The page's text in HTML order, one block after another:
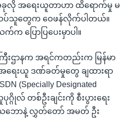
အရေးယူတာဟာ ထိရောက်မှု မ
သပ်သူတွေက ဝေဖန်လိုက်ပါတယ်။
ပြောပြပေးမှာပါ။
ြီးဌာနက အရင်ကတည်းက မြန်မာ
ေးယူ ဒဏ်ခတ်မှုတွေ ချထားရာ
(Specially Designated
ဂ္ဂိုလ် တစ်ဦးချင်းကို စီးပွားရေး
ောနဲ့ လွှတ်တော် အမတ် ဦး